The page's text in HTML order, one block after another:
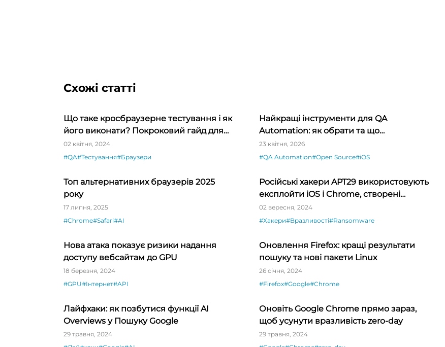
Схожі статті
Що таке кросбраузерне тестування і як
його виконати? Покроковий гайд для
QA-початківців
02 квітня, 2024
#QA#Тестування#Браузери
Найкращі інструменти для QA
Automation: як обрати та що
використовувати
23 квітня, 2026
#QA Automation#Open Source#iOS
Топ альтернативних браузерів 2025
року
17 липня, 2025
#Chrome#Safari#AI
Російські хакери APT29 використовують
експлойти iOS і Chrome, створені
постачальниками шпигунського ПЗ
02 вересня, 2024
#Хакери#Вразливості#Ransomware
Нова атака показує ризики надання
доступу вебсайтам до GPU
18 березня, 2024
#GPU#Інтернет#API
Оновлення Firefox: кращі результати
пошуку та нові пакети Linux
26 січня, 2024
#Firefox#Google#Chrome
Лайфхаки: як позбутися функції AI
Overviews у Пошуку Google
29 травня, 2024
Оновіть Google Chrome прямо зараз,
щоб усунути вразливість zero-day
29 травня, 2024